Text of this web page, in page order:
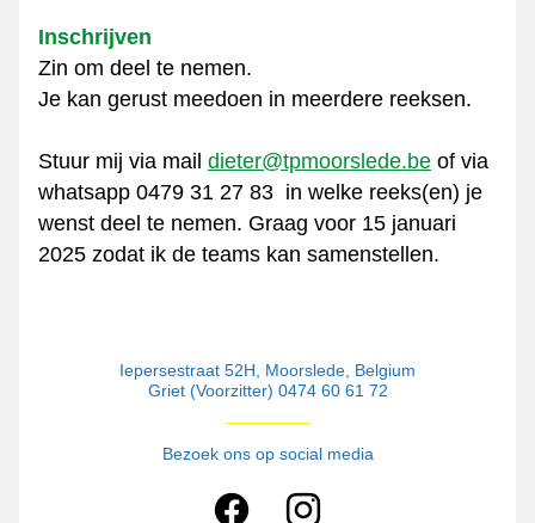
Inschrijven
Zin om deel te nemen.
Je kan gerust meedoen in meerdere reeksen.
Stuur mij via mail dieter@tpmoorslede.be of via
whatsapp 0479 31 27 83  in welke reeks(en) je
wenst deel te nemen. Graag voor 15 januari
2025 zodat ik de teams kan samenstellen.
Iepersestraat 52H, Moorslede, Belgium
Griet (Voorzitter) 0474 60 61 72
Bezoek ons op social media